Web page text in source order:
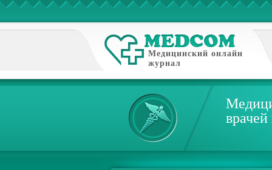
Медицинский онлайн
журнал